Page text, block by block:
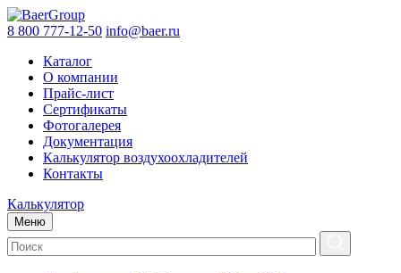
8 800 777-12-50 info@baer.ru
Каталог
О компании
Прайс-лист
Сертификаты
Фотогалерея
Документация
Калькулятор воздухоохладителей
Контакты
Калькулятор
Меню